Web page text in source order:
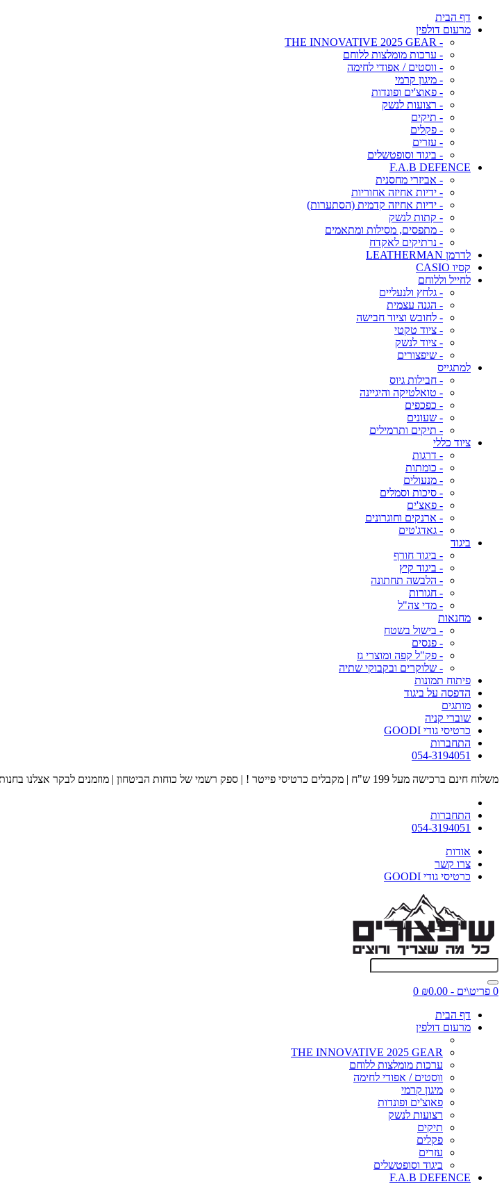
דף הבית
מרעום דולפין
- THE INNOVATIVE 2025 GEAR
- ערכות מומלצות ללוחם
- ווסטים / אפודי לחימה
- מיגון קרמי
- פאוצ'ים ופונדות
- רצועות לנשק
- תיקים
- פקלים
- עזרים
- ביגוד וסופטשלים
F.A.B DEFENCE
- אביזרי מחסנית
- ידיות אחיזה אחוריות
- ידיות אחיזה קדמית (הסתערות)
- קתות לנשק
- מתפסים, מסילות ומתאמים
- נרתיקים לאקדח
לדרמן LEATHERMAN
קסיו CASIO
לחייל וללוחם
- גלחץ ולנעליים
- הגנה עצמית
- לחובש וציוד חבישה
- ציוד טקטי
- ציוד לנשק
- שיפצורים
למתגייס
- חבילות גיוס
- טואלטיקה והיגיינה
- כפכפים
- שעונים
- תיקים ותרמילים
ציוד כללי
- דרגות
- כומתות
- מנעולים
- סיכות וסמלים
- פאצ'ים
- ארנקים וחוגרונים
- גאדג'טים
ביגוד
- ביגוד חורף
- ביגוד קיץ
- הלבשה תחתונה
- חגורות
- מדי צה"ל
מחנאות
- בישול בשטח
- פנסים
- פק"ל קפה ומוצרי גז
- שלוקרים ובקבוקי שתיה
פיתוח תמונות
הדפסה על ביגוד
מותגים
שוברי קניה
כרטיסי גודי GOODI
התחברות
054-3194051
משלוח חינם ברכישה מעל 199 ש"ח | מקבלים כרטיסי פייטר ! | ספק רשמי של כוחות הביטחון | מוזמנים לבקר אצלנו בחנות הדגל בעיר הבה"דים
התחברות
054-3194051
אודות
צרו קשר
כרטיסי גודי GOODI
0 פריט\ים - ₪0.00
0
דף הבית
מרעום דולפין
THE INNOVATIVE 2025 GEAR
ערכות מומלצות ללוחם
ווסטים / אפודי לחימה
מיגון קרמי
פאוצ'ים ופונדות
רצועות לנשק
תיקים
פקלים
עזרים
ביגוד וסופטשלים
F.A.B DEFENCE